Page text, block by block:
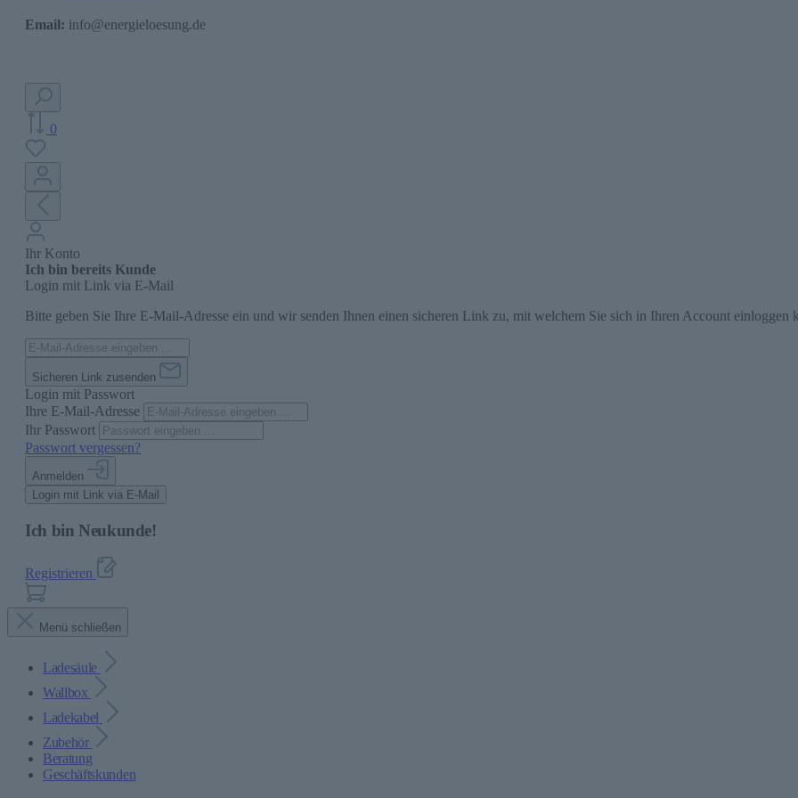
Email: info@energieloesung.de
0
Ihr Konto
Ich bin bereits Kunde
Login mit Link via E-Mail
Bitte geben Sie Ihre E-Mail-Adresse ein und wir senden Ihnen einen sicheren Link zu, mit welchem Sie sich in Ihren Account einloggen
Sicheren Link zusenden
Login mit Passwort
Ihre E-Mail-Adresse
Ihr Passwort
Passwort vergessen?
Anmelden
Login mit Link via E-Mail
Ich bin Neukunde!
Registrieren
Menü schließen
Ladesäule
Wallbox
Ladekabel
Zubehör
Beratung
Geschäftskunden